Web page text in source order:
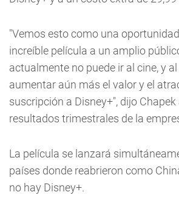
"Vemos esto como una
increíble película a un amplio
actualmente no puede ir al cine, y
aumentar aún más el valor y el
suscripción a Disney+", dijo
resultados trimestrales de la
La película se lanzará
países donde reabrieron como
no hay Disney+.